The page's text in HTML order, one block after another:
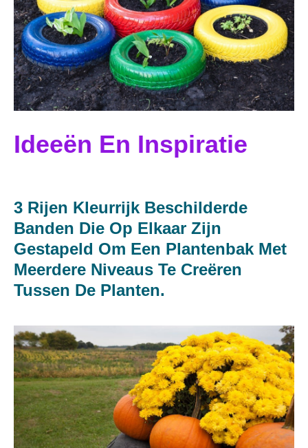
Ideeën En Inspiratie
3 Rijen Kleurrijk Beschilderde
Banden Die Op Elkaar Zijn
Gestapeld Om Een ​​plantenbak Met
Meerdere Niveaus Te Creëren
Tussen De Planten.